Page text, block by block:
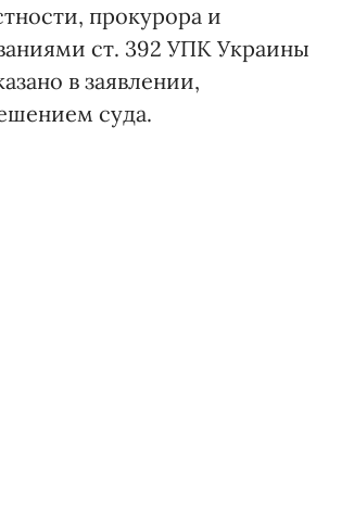
прокурора и
ст. 392 УПК Украины
в заявлении,
суда.